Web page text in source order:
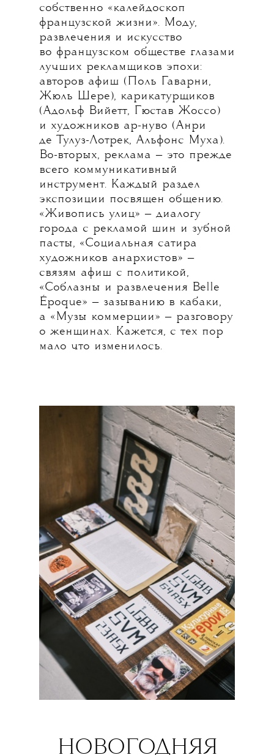
собственно «калейдоскоп
французской жизни». Моду,
развлечения и искусство
во французском обществе глазами
лучших рекламщиков эпохи:
авторов афиш (Поль Гаварни,
Жюль Шере), карикатурщиков
(Адольф Вийетт, Гюстав Жоссо)
и художников ар-нуво (Анри
де Тулуз-Лотрек, Альфонс Муха).
Во-вторых, реклама — это прежде
всего коммуникативный
инструмент. Каждый раздел
экспозиции посвящен общению.
«Живопись улиц» — диалогу
города с рекламой шин и зубной
пасты, «Социальная сатира
художников анархистов» —
связям афиш с политикой,
«Соблазны и развлечения Belle
Époque» — зазыванию в кабаки,
а «Музы коммерции» — разговору
о женщинах. Кажется, с тех пор
мало что изменилось.
НОВОГОДНЯЯ